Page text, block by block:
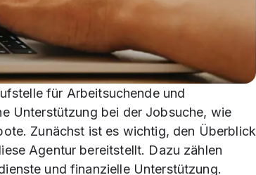
für Arbeitsuchende und
Unterstützung bei der Jobsuche, wie
Zunächst ist es wichtig, den Überblick
Agentur bereitstellt. Dazu zählen
und finanzielle Unterstützung.